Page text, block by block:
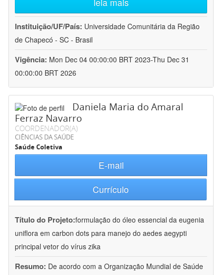
Instituição/UF/País: Universidade Comunitária da Região
de Chapecó - SC - Brasil
Vigência: Mon Dec 04 00:00:00 BRT 2023-Thu Dec 31
00:00:00 BRT 2026
Daniela Maria do Amaral
Ferraz Navarro
COORDENADOR(A)
CIÊNCIAS DA SAÚDE
Saúde Coletiva
E-mail
Currículo
Título do Projeto:formulação do óleo essencial da eugenia
uniflora em carbon dots para manejo do aedes aegypti
principal vetor do vírus zika
Resumo: De acordo com a Organização Mundial de Saúde